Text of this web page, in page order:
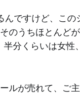
んですけど、こ
のうちほとんど
分くらいは女
ルが売れて、ご